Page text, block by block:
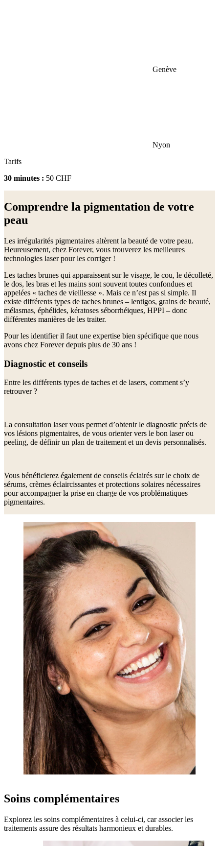
Genève
Nyon
Tarifs
30 minutes : 50 CHF
Comprendre la pigmentation de votre
peau
Les irrégularités pigmentaires altèrent la beauté de votre peau.
Heureusement, chez Forever, vous trouverez les meilleures
technologies laser pour les corriger !
Les taches brunes qui apparaissent sur le visage, le cou, le décolleté,
le dos, les bras et les mains sont souvent toutes confondues et
appelées « taches de vieillesse ». Mais ce n’est pas si simple. Il
existe différents types de taches brunes – lentigos, grains de beauté,
mélasmas, éphélides, kératoses séborrhéiques, HPPI – donc
différentes manières de les traiter.
Pour les identifier il faut une expertise bien spécifique que nous
avons chez Forever depuis plus de 30 ans !
Diagnostic et conseils
Entre les différents types de taches et de lasers, comment s’y
retrouver ?
La consultation laser vous permet d’obtenir le diagnostic précis de
vos lésions pigmentaires, de vous orienter vers le bon laser ou
peeling, de définir un plan de traitement et un devis personnalisés.
Vous bénéficierez également de conseils éclairés sur le choix de
sérums, crèmes éclaircissantes et protections solaires nécessaires
pour accompagner la prise en charge de vos problématiques
pigmentaires.
Soins complémentaires
Explorez les soins complémentaires à celui-ci, car associer les
traitements assure des résultats harmonieux et durables.